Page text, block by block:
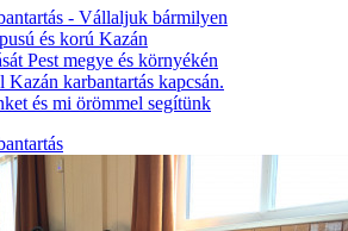
- Vállaljuk bármilyen
és korú Kazán
Pest megye és környékén
Kazán karbantartás kapcsán.
és mi örömmel segítünk